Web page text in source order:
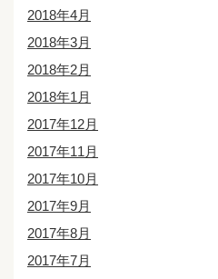
2018年4月
2018年3月
2018年2月
2018年1月
2017年12月
2017年11月
2017年10月
2017年9月
2017年8月
2017年7月